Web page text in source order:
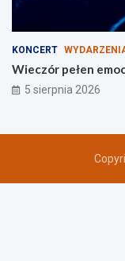
KONCERT
Wieczór pełen
5 sierpnia 2026